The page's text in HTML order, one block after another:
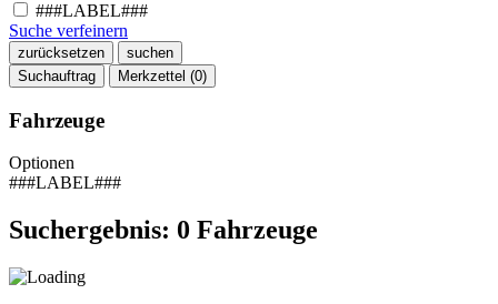
###LABEL###
Suche verfeinern
zurücksetzen
suchen
Suchauftrag
Merkzettel (0)
Fahrzeuge
Optionen
###LABEL###
Suchergebnis: 0 Fahrzeuge